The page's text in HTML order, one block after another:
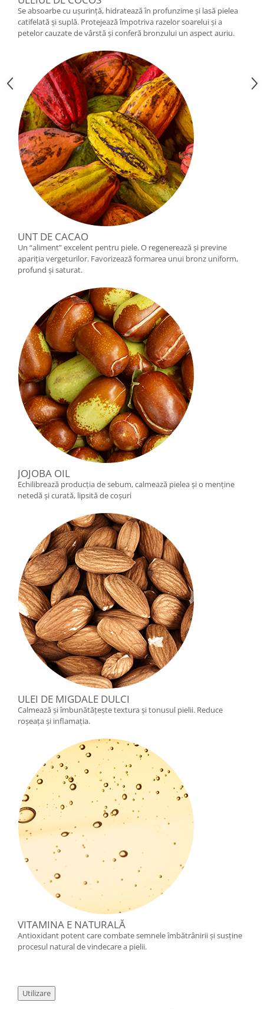
Se absoarbe cu ușurință, hidratează în profunzime și lasă pielea
catifelată și suplă. Protejează împotriva razelor soarelui și a
petelor cauzate de vârstă și conferă bronzului un aspect auriu.
UNT DE CACAO
Un “aliment” excelent pentru piele. O regenerează și previne
apariția vergeturilor. Favorizează formarea unui bronz uniform,
profund și saturat.
JOJOBA OIL
Echilibrează producția de sebum, calmează pielea și o menține
netedă și curată, lipsită de coșuri
ULEI DE MIGDALE DULCI
Calmează și îmbunătățește textura și tonusul pielii. Reduce
roșeața și inflamația.
VITAMINA E NATURALĂ
Antioxidant potent care combate semnele îmbătrânirii și susține
procesul natural de vindecare a pielii.
Utilizare